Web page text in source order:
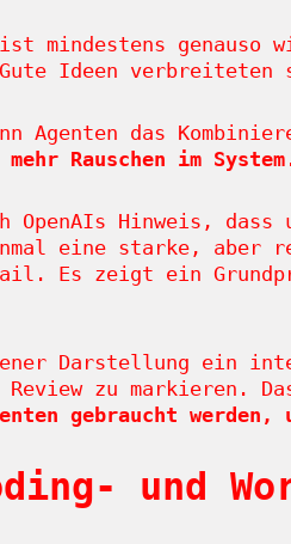
mindestens
Gute Ideen
Agenten das
mehr Rauschen im System
Hinweis,
eine starke, aber
Es zeigt ein
Darstellung ein
Review zu markieren.
gebraucht
und